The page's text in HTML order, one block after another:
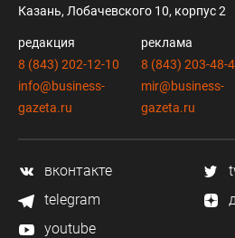
Казань, Лобачевского 10, корпус 2
редакция
8 (843) 202-12-10
info@business-
gazeta.ru
реклама
8 (843) 203-48-
mir@business-
gazeta.ru
вконтакте
telegram
youtube